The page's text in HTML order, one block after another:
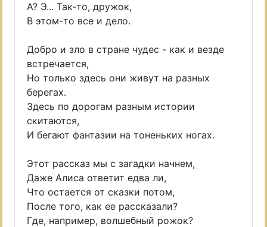
А? Э... Так-то, дружок,
В этом-то все и дело.
Добро и зло в стране чудес - как и везде
встречается,
Но только здесь они живут на разных
берегах.
Здесь по дорогам разным истории
скитаются,
И бегают фантазии на тоненьких ногах.
Этот рассказ мы с загадки начнем,
Даже Алиса ответит едва ли,
Что остается от сказки потом,
После того, как ее рассказали?
Где, например, волшебный рожок?